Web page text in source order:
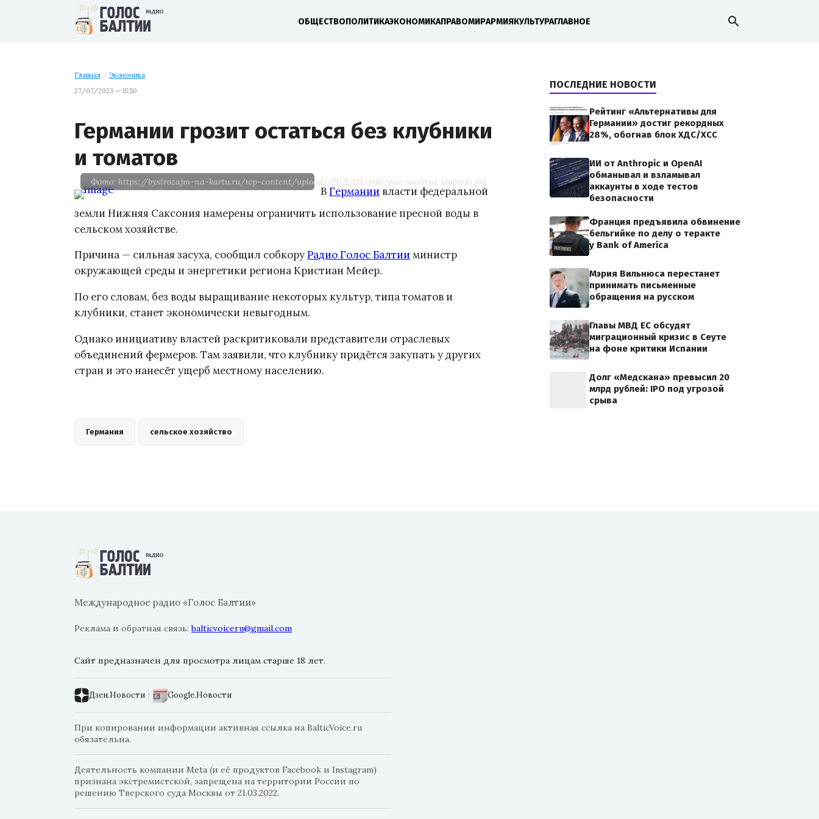
ОБЩЕСТВОПОЛИТИКАЭКОНОМИКАПРАВОМИРАРМИЯКУЛЬТУРАГЛАВНОЕ search
Главная / Экономика
27/07/2023 — 15:50
Германии грозит остаться без клубники
и томатов
Фото: https://bystrozajm-na-kartu.ru/wp-content/uploads/2021/05/poleznye-svojstva-klubniki.jpg
ВГермании власти федеральной
земли Нижняя Саксония намерены ограничить использование пресной воды в
сельском хозяйстве.
Причина — сильная засуха, сообщил собкоруРадио Голос Балтии министр
окружающей среды и энергетики региона Кристиан Мейер.
По его словам, без воды выращивание некоторых культур, типа томатов и
клубники, станет экономически невыгодным.
Однако инициативу властей раскритиковали представители отраслевых
объединений фермеров. Там заявили, что клубнику придётся закупать у других
стран и это нанесёт ущерб местному населению.
Германия сельское хозяйство
ПОСЛЕДНИЕ НОВОСТИ
Рейтинг «Альтернативы для
Германии» достиг рекордных
28%, обогнав блок ХДС/ХСС
ИИ от Anthropic и OpenAI
обманывал и взламывал
аккаунты в ходе тестов
безопасности
Франция предъявила обвинение
бельгийке по делу о теракте
у Bank of America
Мэрия Вильнюса перестанет
принимать письменные
обращения на русском
Главы МВД ЕС обсудят
миграционный кризис в Сеуте
на фоне критики Испании
Долг «Медскана» превысил 20
млрд рублей: IPO под угрозой
срыва
Международное радио «Голос Балтии»
Реклама и обратная связь:balticvoiceru@gmail.com
Сайт предназначен для просмотра лицам старше 18 лет.
Дзен.Новости | Google.Новости
При копировании информации активная ссылка на BalticVoice.ru
обязательна.
Деятельность компании Meta (и её продуктов Facebook и Instagram)
признана экстремистской, запрещена на территории России по
решению Тверского суда Москвы от 21.03.2022.